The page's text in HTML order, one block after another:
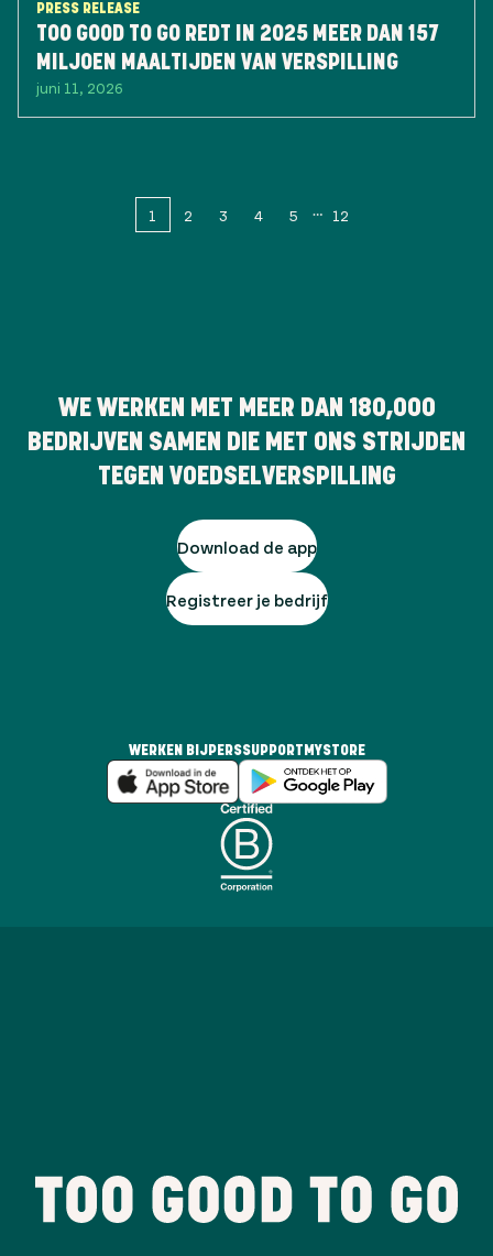
PRESS RELEASE
TOO GOOD TO GO REDT IN 2025 MEER DAN 157
MILJOEN MAALTIJDEN VAN VERSPILLING
juni 11, 2026
1 2 3 4 5 12
WE WERKEN MET MEER DAN 180,000
BEDRIJVEN SAMEN DIE MET ONS STRIJDEN
TEGEN VOEDSELVERSPILLING
Download de app
Registreer je bedrijf
WERKEN BIJPERSSUPPORT MYSTORE